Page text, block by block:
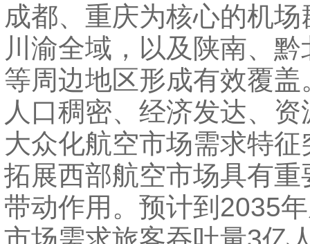
成都、重庆为核心的机场
川渝全域，以及陕南、
等周边地区形成有效覆盖
人口稠密、经济发达、
大众化航空市场需求特征
拓展西部航空市场具有重
带动作用。预计到2035